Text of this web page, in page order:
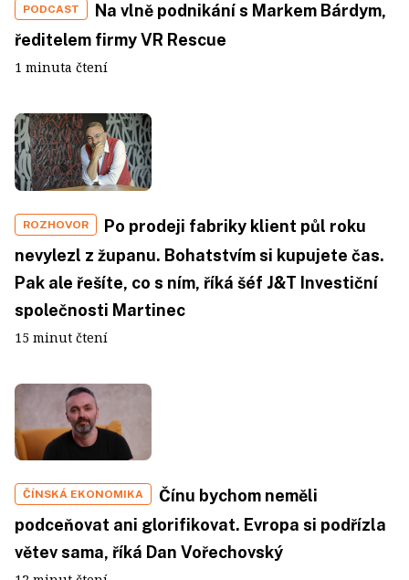
PODCAST
Na vlně podnikání s Markem Bárdym,
ředitelem firmy VR Rescue
1 minuta čtení
ROZHOVOR
Po prodeji fabriky klient půl roku
nevylezl z županu. Bohatstvím si kupujete čas.
Pak ale řešíte, co s ním, říká šéf J&T Investiční
společnosti Martinec
15 minut čtení
ČÍNSKÁ EKONOMIKA
Čínu bychom neměli
podceňovat ani glorifikovat. Evropa si podřízla
větev sama, říká Dan Vořechovský